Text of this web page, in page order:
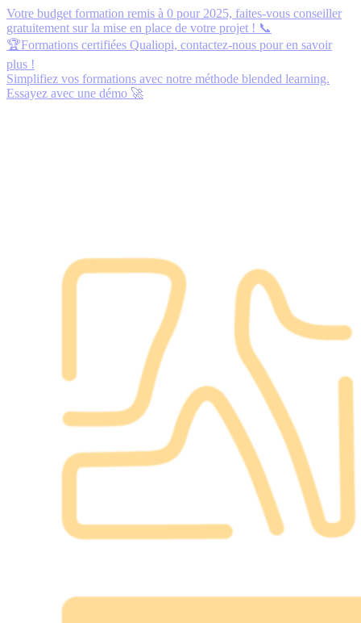
Votre budget formation remis à 0 pour 2025, faites-vous conseiller
gratuitement sur la mise en place de votre projet ! 📞
🏆Formations certifiées Qualiopi, contactez-nous pour en savoir
plus !
Simplifiez vos formations avec notre méthode blended learning.
Essayez avec une démo 🚀